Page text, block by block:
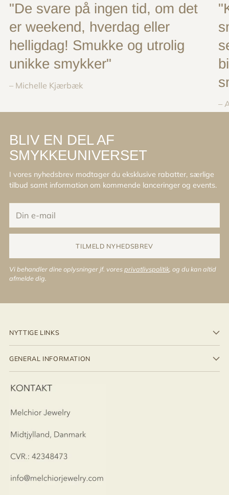
"De svare på ingen tid, om det
er weekend, hverdag eller
helligdag! Smukke og utrolig
unikke smykker"
– Michelle Kjærbæk
–
BLIV EN DEL AF
SMYKKEUNIVERSET
I vores nyhedsbrev modtager du eksklusive rabatter, særlige
tilbud samt information om kommende lanceringer og events.
e-
mail
TILMELD NYHEDSBREV
Vi behandler dine oplysninger jf. voresprivatlivspolitik , og du kan altid
afmelde dig.
NYTTIGE LINKS
GENERAL INFORMATION